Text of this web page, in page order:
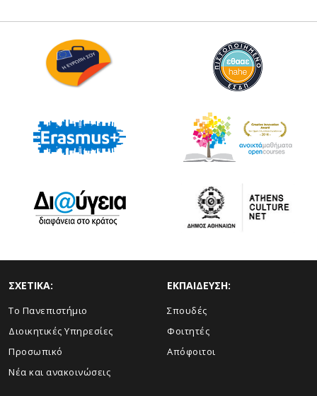
ΣΧΕΤΙΚΑ:
Το Πανεπιστήμιο
Διοικητικές Υπηρεσίες
Προσωπικό
Νέα και ανακοινώσεις
ΕΚΠΑΙΔΕΥΣΗ:
Σπουδές
Φοιτητές
Απόφοιτοι